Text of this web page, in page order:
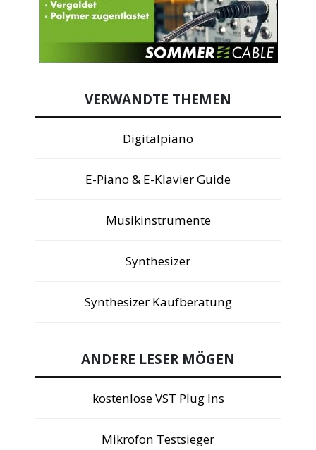
VERWANDTE THEMEN
Digitalpiano
E-Piano & E-Klavier Guide
Musikinstrumente
Synthesizer
Synthesizer Kaufberatung
ANDERE LESER MÖGEN
kostenlose VST Plug Ins
Mikrofon Testsieger